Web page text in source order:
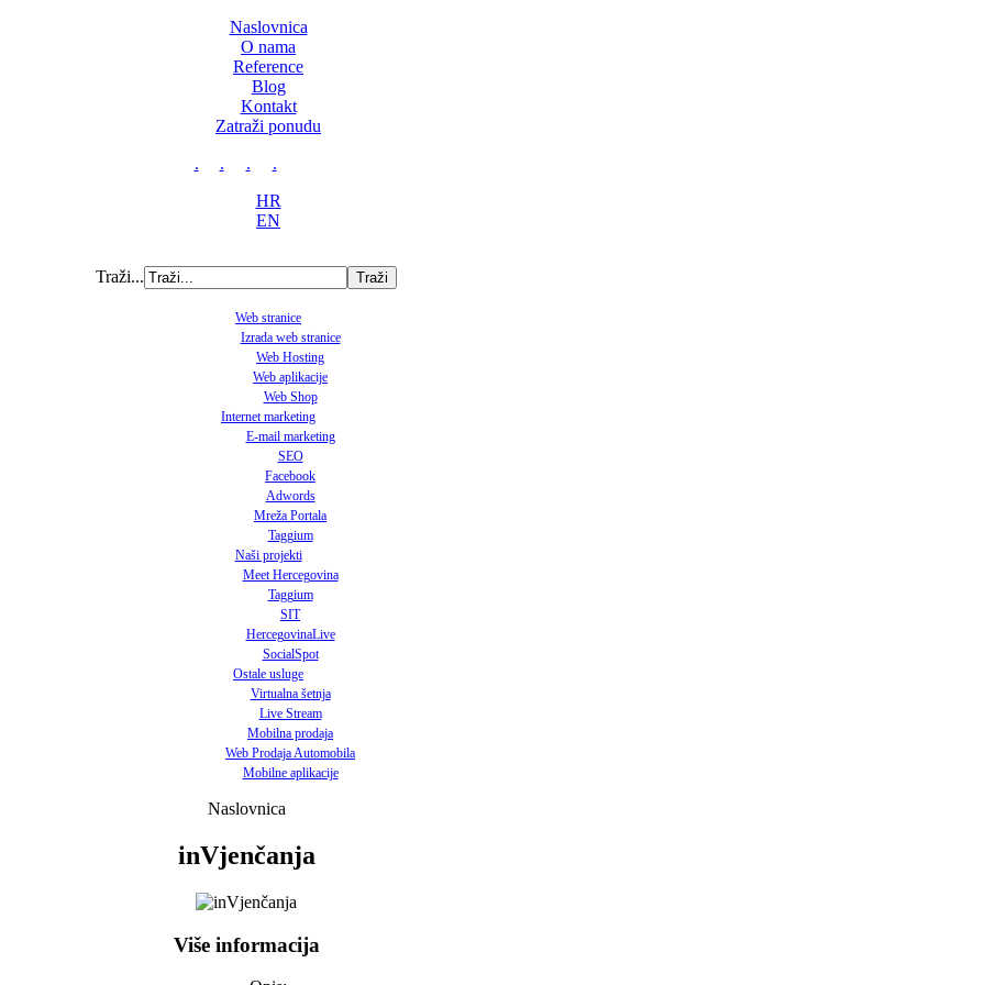
Naslovnica
O nama
Reference
Blog
Kontakt
Zatraži ponudu
.
. .
.
HR
EN
Traži...
Web stranice
Izrada web stranice
Web Hosting
Web aplikacije
Web Shop
Internet marketing
E-mail marketing
SEO
Facebook
Adwords
Mreža Portala
Taggium
Naši projekti
Meet Hercegovina
Taggium
SIT
HercegovinaLive
SocialSpot
Ostale usluge
Virtualna šetnja
Live Stream
Mobilna prodaja
Web Prodaja Automobila
Mobilne aplikacije
Naslovnica
inVjenčanja
Više informacija